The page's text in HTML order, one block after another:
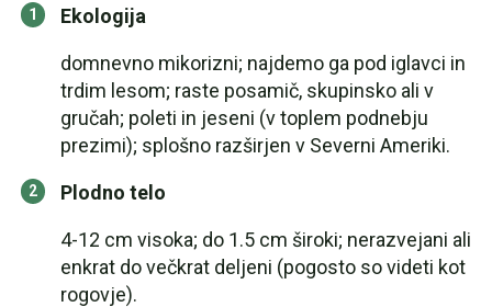
Ekologija
domnevno mikorizni; najdemo ga pod iglavci in
trdim lesom; raste posamič, skupinsko ali v
gručah; poleti in jeseni (v toplem podnebju
prezimi); splošno razširjen v Severni Ameriki.
Plodno telo
4-12 cm visoka; do 1.5 cm široki; nerazvejani ali
enkrat do večkrat deljeni (pogosto so videti kot
rogovje).